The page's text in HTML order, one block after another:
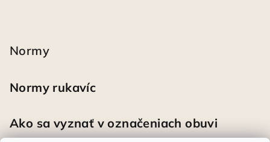
Normy
Normy rukavíc
Ako sa vyznať v označeniach obuvi